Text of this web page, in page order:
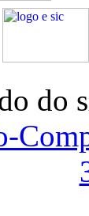
do